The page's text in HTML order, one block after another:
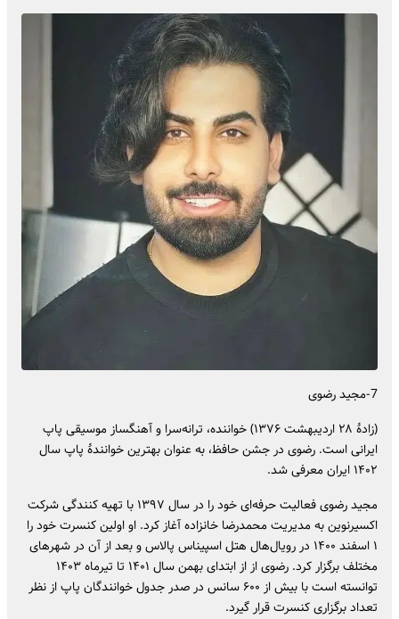
7-مجید رضوی
(زادهٔ ‌۲۸ اردیبهشت ۱۳٧۶) خواننده، ترانه‌سرا و آهنگساز موسیقی پاپ
ایرانی است. رضوی در جشن حافظ، به عنوان بهترین خوانندۀ پاپ سال
۱۴۰۲ ایران معرفی شد.
مجید رضوی فعالیت حرفه‌ای خود را در سال ١٣٩٧ با تهیه کنندگی شرکت
اکسیرنوین به مدیریت محمدرضا خانزاده آغاز کرد. او اولین کنسرت خود را
۱ اسفند ۱۴۰۰ در رویال‌هال هتل اسپیناس پالاس و بعد از آن در شهرهای
مختلف برگزار کرد. رضوی از از ابتدای بهمن سال ۱۴۰۱ تا تیرماه ۱۴۰٣
توانسته است با بیش از ۶٠٠ سانس در صدر جدول خوانندگان پاپ از نظر
تعداد برگزاری کنسرت قرار گیرد.